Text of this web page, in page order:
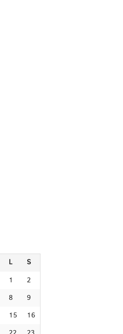
L
S
1
2
8
9
15
16